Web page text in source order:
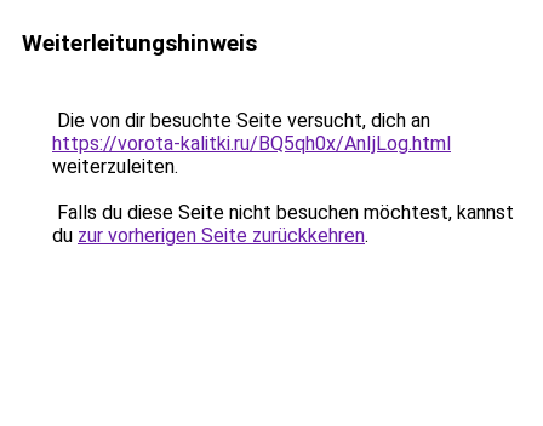
Weiterleitungshinweis
Die von dir besuchte Seite versucht, dich an
https://vorota-kalitki.ru/BQ5qh0x/AnIjLog.html
weiterzuleiten.
Falls du diese Seite nicht besuchen möchtest, kannst
du zur vorherigen Seite zurückkehren.